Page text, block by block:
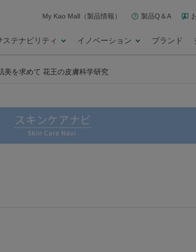
My Kao Mall（製品情報） 製品Q＆A
ステナビリティ イノベーション ブランド
美を求めて 花王の皮膚科学研究